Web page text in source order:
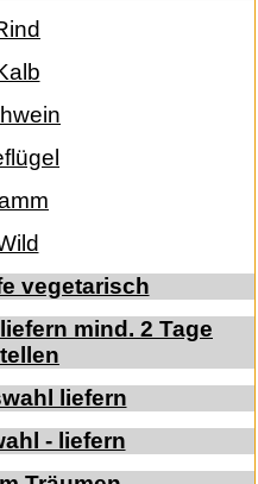
vegetarisch
mind. 2 Tage
liefern
- liefern